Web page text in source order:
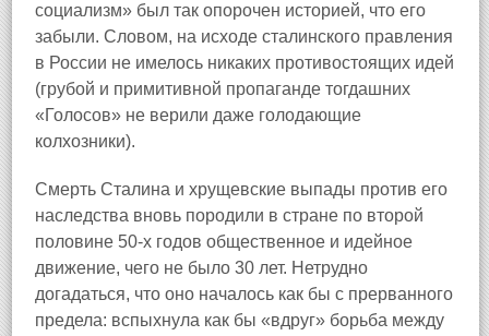
социализм» был так опорочен историей, что его
забыли. Словом, на исходе сталинского правления
в России не имелось никаких противостоящих идей
(грубой и примитивной пропаганде тогдашних
«Голосов» не верили даже голодающие
колхозники).
Смерть Сталина и хрущевские выпады против его
наследства вновь породили в стране по второй
половине 50‑х годов общественное и идейное
движение, чего не было 30 лет. Нетрудно
догадаться, что оно началось как бы с прерванного
предела: вспыхнула как бы «вдруг» борьба между